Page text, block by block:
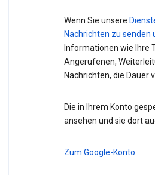
Wenn Sie unsere
Nachrichten zu
Informationen wie Ihre
Angerufenen,
Nachrichten, die
Die in Ihrem Konto
ansehen und sie dort
Zum Google-Konto